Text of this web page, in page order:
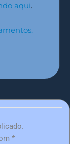
aqui.
*